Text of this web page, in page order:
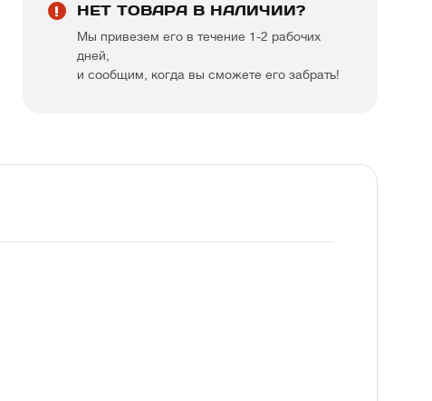
НЕТ ТОВАРА В НАЛИЧИИ?
Мы привезем его в течение 1-2 рабочих
дней,
и сообщим, когда вы сможете его забрать!